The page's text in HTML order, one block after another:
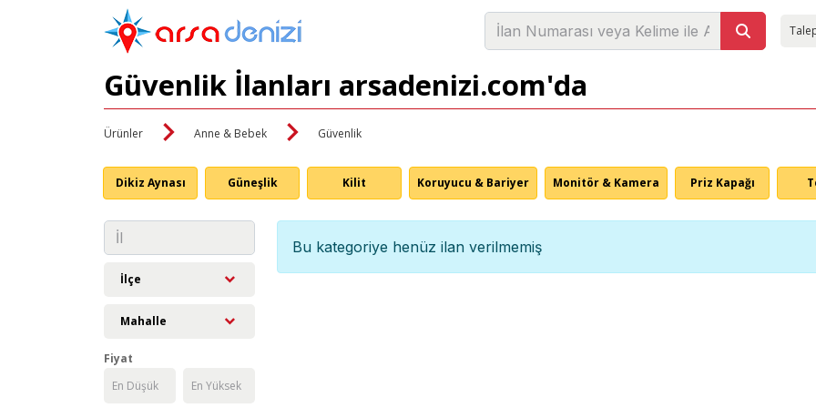
Güvenlik İlanları arsadenizi.com'da
Ürünler Anne & Bebek Güvenlik
Dikiz Aynası Güneşlik Kilit Koruyucu & Bariyer Monitör & Kamera Priz Kapağı
İlçe
Mahalle
Fiyat
Bu kategoriye henüz ilan verilmemiş